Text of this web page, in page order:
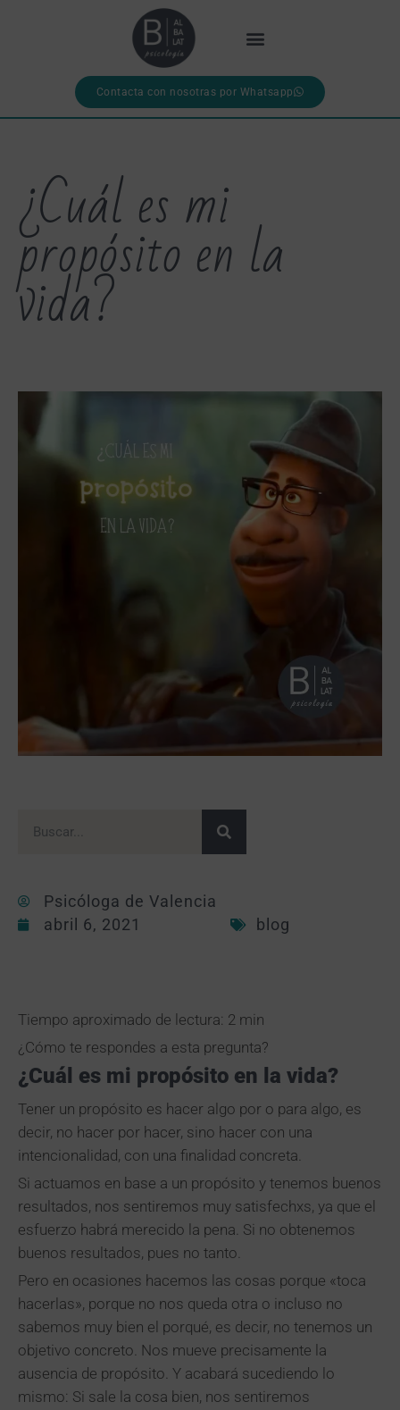
Contacta con nosotras por Whatsapp
¿Cuál es mi
propósito en la
vida?
Psicóloga de Valencia
abril 6, 2021
blog
Tiempo aproximado de lectura: 2 min
¿Cómo te respondes a esta pregunta?
¿Cuál es mi propósito en la vida?
Tener un propósito es hacer algo por o para algo, es
decir, no hacer por hacer, sino hacer con una
intencionalidad, con una finalidad concreta.
Si actuamos en base a un propósito y tenemos buenos
resultados, nos sentiremos muy satisfechxs, ya que el
esfuerzo habrá merecido la pena. Si no obtenemos
buenos resultados, pues no tanto.
Pero en ocasiones hacemos las cosas porque «toca
hacerlas», porque no nos queda otra o incluso no
sabemos muy bien el porqué, es decir, no tenemos un
objetivo concreto. Nos mueve precisamente la
ausencia de propósito. Y acabará sucediendo lo
mismo: Si sale la cosa bien, nos sentiremos